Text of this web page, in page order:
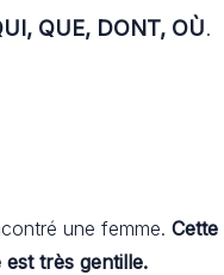
QUE, DONT, OÙ.
une femme. Cette
est très gentille.